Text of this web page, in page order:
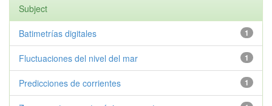
Subject
1
Batimetrías digitales
1
Fluctuaciones del nivel del mar
1
Predicciones de corrientes